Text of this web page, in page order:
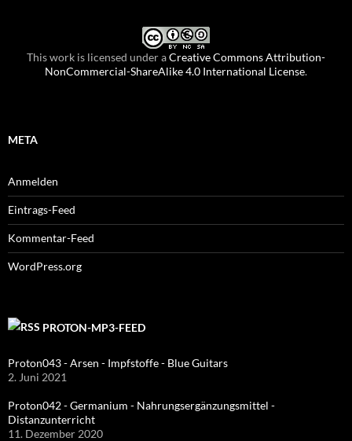
This work is licensed under aCreative Commons Attribution-
NonCommercial-ShareAlike 4.0 International License.
META
Anmelden
Eintrags-Feed
Kommentar-Feed
WordPress.org
PROTON-MP3-FEED
Proton043 - Arsen - Impfstoffe - Blue Guitars
2. Juni 2021
Proton042 - Germanium - Nahrungsergänzungsmittel -
Distanzunterricht
11. Dezember 2020